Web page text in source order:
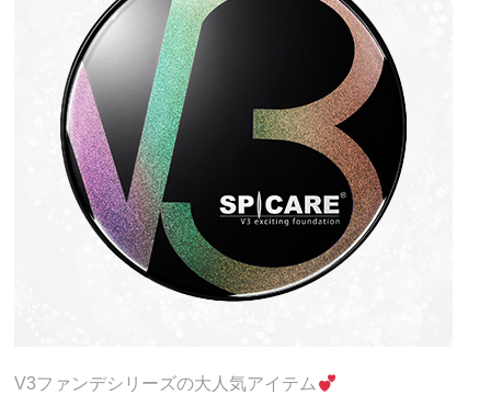
V3ファンデシリーズの大人気アイテム